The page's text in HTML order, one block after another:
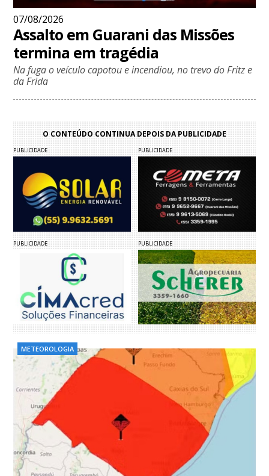
07/08/2026
Assalto em Guarani das Missões
termina em tragédia
Na fuga o veículo capotou e incendiou, no trevo do Fritz e
da Frida
O CONTEÚDO CONTINUA DEPOIS DA PUBLICIDADE
PUBLICIDADE PUBLICIDADE
PUBLICIDADE PUBLICIDADE
METEOROLOGIA